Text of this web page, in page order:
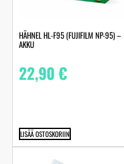
HÄHNEL HL-F95 (FUJIFILM NP-95) –
AKKU
22,90€
LISÄÄ OSTOSKORIIN